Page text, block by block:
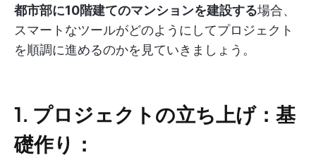
都市部に10階建てのマンションを建設する場合、
スマートなツールがどのようにしてプロジェクト
を順調に進めるのかを見ていきましょう。
1. プロジェクトの立ち上げ：基
礎作り：